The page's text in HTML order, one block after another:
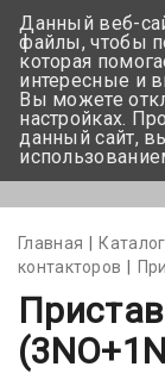
Главная Каталог
контакторов
Данный веб-
файлы, чтобы
которая
интересные и
Вы можете
настройках.
данный сайт,